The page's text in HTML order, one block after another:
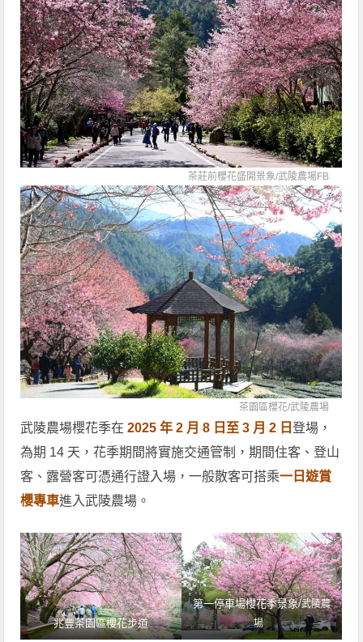
茶莊前櫻花盛開景象/武陵農場FB
茶園區櫻花/武陵農場
武陵農場櫻花季在 2025 年 2 月 8 日至 3 月 2 日登場，
為期 14 天，花季期間將實施交通管制，期間住客、登山
客、露營客可憑通行證入場，一般散客可搭乘一日遊賞
櫻專車進入武陵農場。
兆豐茶園區櫻花步道
第一停車場櫻花季景象/武陵農
場